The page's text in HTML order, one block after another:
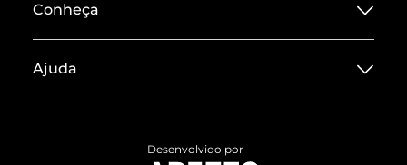
Conheça
Termos de Uso
Ajuda
Desenvolvido por